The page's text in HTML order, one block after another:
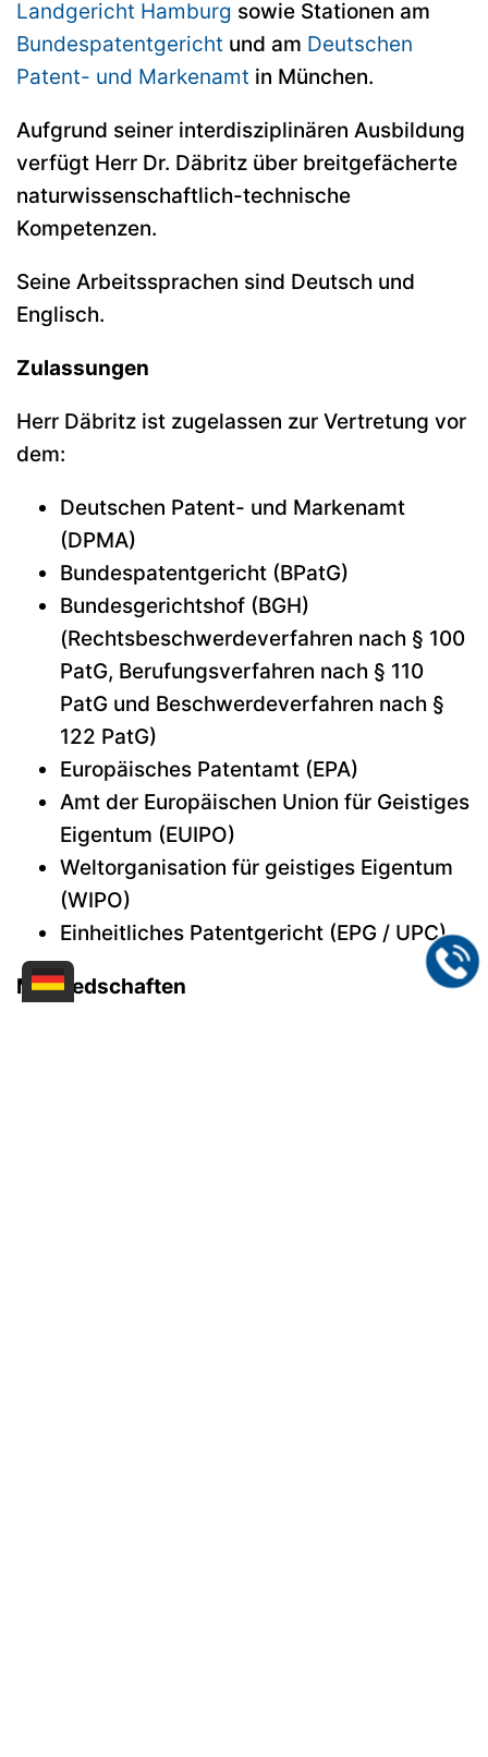
Landgericht Hamburg sowie Stationen am
Bundespatentgericht und am Deutschen
Patent- und Markenamt in München.
Aufgrund seiner interdisziplinären Ausbildung
verfügt Herr Dr. Däbritz über breitgefächerte
naturwissenschaftlich-technische
Kompetenzen.
Seine Arbeitssprachen sind Deutsch und
Englisch.
Zulassungen
Herr Däbritz ist zugelassen zur Vertretung vor
dem:
Deutschen Patent- und Markenamt
(DPMA)
Bundespatentgericht (BPatG)
Bundesgerichtshof (BGH)
(Rechtsbeschwerdeverfahren nach § 100
PatG, Berufungsverfahren nach § 110
PatG und Beschwerdeverfahren nach §
122 PatG)
Europäisches Patentamt (EPA)
Amt der Europäischen Union für Geistiges
Eigentum (EUIPO)
Weltorganisation für geistiges Eigentum
(WIPO)
Einheitliches Patentgericht (EPG / UPC)
Mitgliedschaften